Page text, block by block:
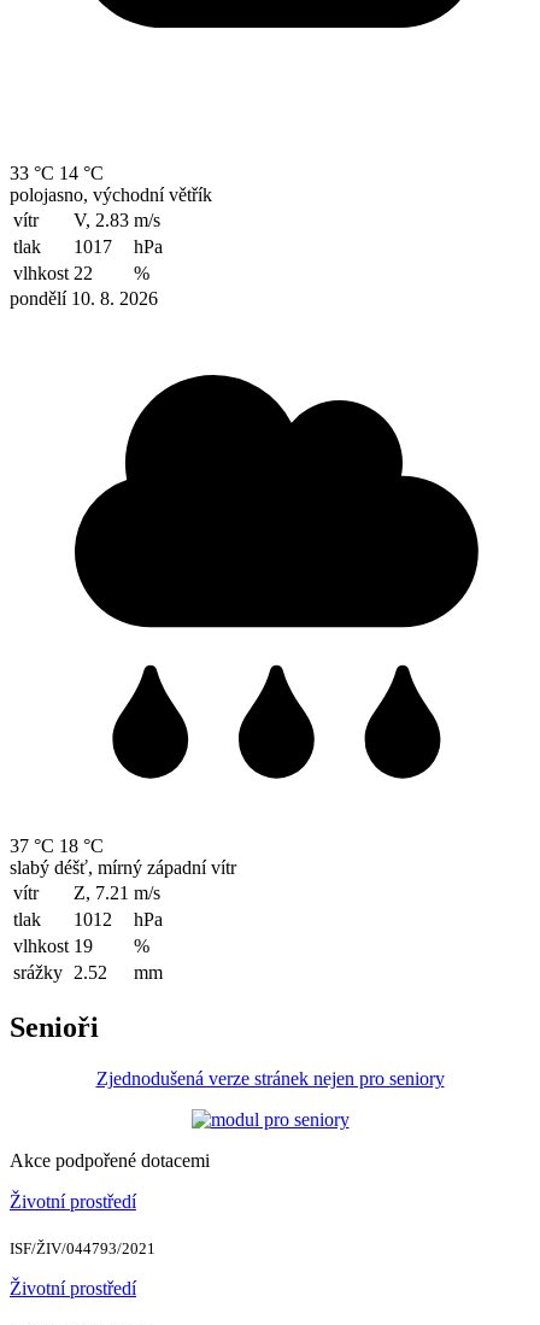
33 °C 14 °C
polojasno, východní větřík
vítr
V, 2.83 m/s
tlak
1017
hPa
vlhkost 22
%
pondělí 10. 8. 2026
37 °C 18 °C
slabý déšť, mírný západní vítr
vítr
Z, 7.21 m/s
tlak
1012
hPa
vlhkost 19
%
srážky 2.52 mm
Senioři
Zjednodušená verze stránek nejen pro seniory
Akce podpořené dotacemi
Životní prostředí
ISF/ŽIV/044793/2021
Životní prostředí